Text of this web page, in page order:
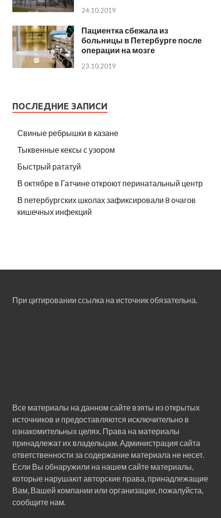
24.10.2019
Пациентка сбежала из
больницы в Петербурге после
операции на мозге
23.10.2019
ПОСЛЕДНИЕ ЗАПИСИ
Свиные ребрышки в казане
Тыквенные кексы с узором
Быстрый рататуй
В октябре в Гатчине откроют перинатальный центр
В петербургских школах зафиксировали 8 очагов
кишечных инфекций
При цитировании ссылка на источник обязательна.
Все материалы на данном сайте взяты из открытых
источников и предоставляются исключительно в
ознакомительных целях. Права на материалы
принадлежат их владельцам. Администрация сайта
ответственности за содержание материала не несет.
Если Вы обнаружили на нашем сайте материалы,
которые нарушают авторские права, принадлежащие
Вам, Вашей компании или организации, пожалуйста,
сообщите нам.